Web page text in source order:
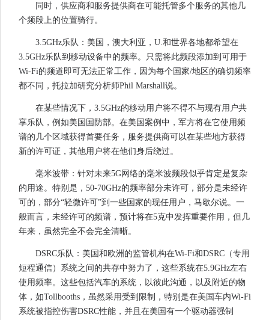
同时，供应商和服务提供商在可能托管多个服务的其他几
个频段上的位置骑行。
3.5GHz乐队：美国，澳大利亚，U.和世界各地都希望在
3.5GHz乐队到移动设备中的频率。只需将此频段添加到可用于
Wi-Fi的频道即可无法正常工作，因为每个国家/地区的确切频率
都不同，托拉加研究分析师Phil Marshall说。
在某些情况下，3.5GHz的移动用户将不得不与现有用户共
享乐队，例如美国国防部。在美国案例中，军方将在它使用频
谱的几个区域获得首要任务，服务提供商可以在某些地方获得
新的许可证，其他用户将在他们身后绕过。
毫米波带：针对未来5G网络的毫米波频段似乎肯定是复杂
的用途。特别是，50-70GHz的频率部分未许可，部分是未经许
可的，部分“轻微许可”到一些国家的现任用户，马歇尔说。一
般而言，未经许可的频谱，预计将在5克中发挥重要作用，但几
年来，虽然完全不会完全清晰。
DSRC乐队：美国和欧洲的监管机构在Wi-Fi和DSRC（专用
短程通信）系统之间的共存中努力了，这些系统在5.9GHz左右
使用频率。这些包括汽车的系统，以彼此沟通，以及附近的物
体，如Tollbooths，虽然采用受到限制，特别是在美国车内Wi-Fi
系统被指控伤害DSRC性能，并且在美国有一个驱动器强制